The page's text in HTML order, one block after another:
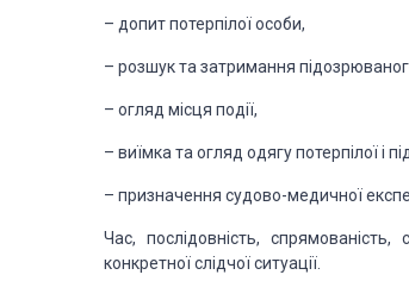
– допит потерпілої особи,
– розшук та затримання
– огляд місця події,
– виїмка та огляд одягу потерпілоїі
– призначення судово-медичної
Час, послідовність, спрямованість,
конкретноїслідчої ситуації.